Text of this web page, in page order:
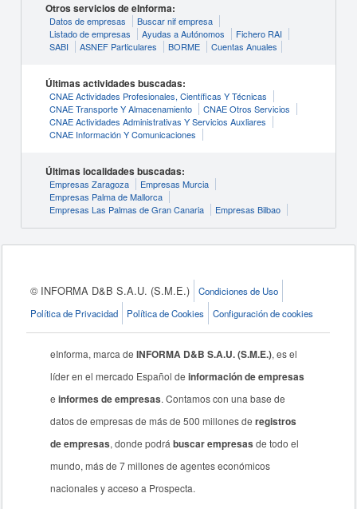
Otros servicios de eInforma:
Datos de empresas
Buscar nif empresa
Listado de empresas
Ayudas a Autónomos
Fichero RAI
SABI
ASNEF Particulares BORME Cuentas Anuales
Últimas actividades buscadas:
CNAE Actividades Profesionales, Científicas Y Técnicas
CNAE Transporte Y Almacenamiento
CNAE Otros Servicios
CNAE Actividades Administrativas Y Servicios Auxliares
CNAE Información Y Comunicaciones
Últimas localidades buscadas:
Empresas Zaragoza
Empresas Murcia
Empresas Palma de Mallorca
Empresas Las Palmas de Gran Canaria
Empresas Bilbao
© INFORMA D&B S.A.U. (S.M.E.)
Condiciones de Uso
Política de Privacidad
Política de Cookies Configuración de cookies
eInforma, marca deINFORMA D&B S.A.U. (S.M.E.), es el
líder en el mercado Español deinformación de empresas
einformes de empresas. Contamos con una base de
datos de empresas de más de 500 millones deregistros
de empresas, donde podrábuscar empresas de todo el
mundo, más de 7 millones de agentes económicos
nacionales y acceso a Prospecta.